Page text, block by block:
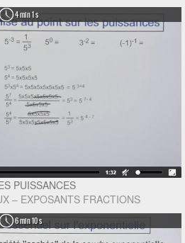
4 min 1 s
PUISSANCES
– EXPOSANTS FRACTIONS
6 min 10 s